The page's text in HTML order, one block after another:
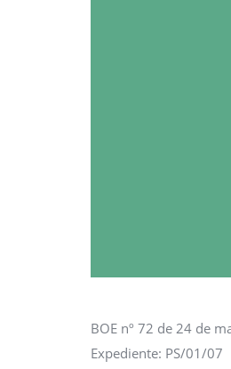
BOE nº 72 de 24 de
Expediente: PS/01/07